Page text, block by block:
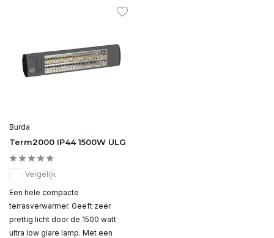
Burda
Term2000 IP44 1500W ULG
Vergelijk
Een hele compacte
terrasverwarmer. Geeft zeer
prettig licht door de 1500 watt
ultra low glare lamp. Met een